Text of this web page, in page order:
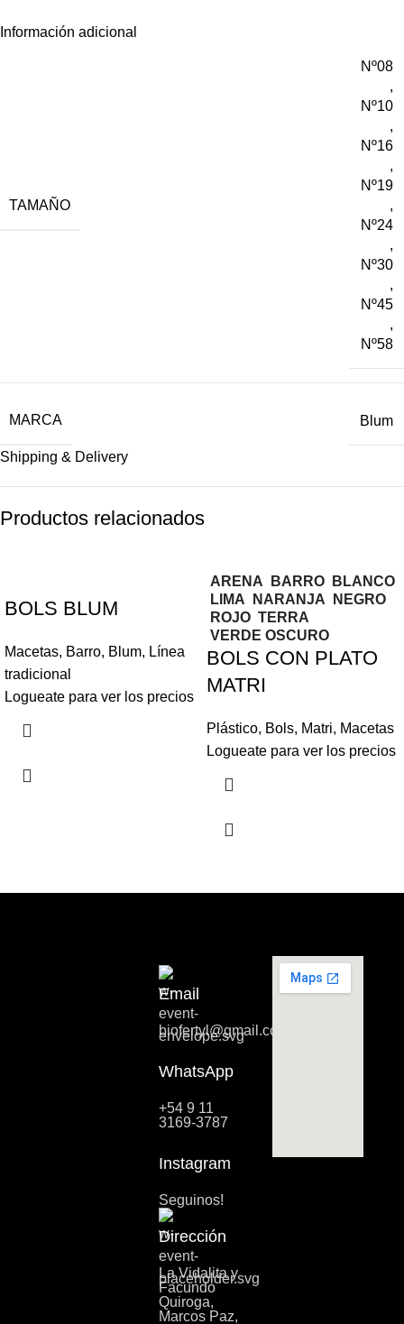
Información adicional
TAMAÑO
Nº08
,
Nº10
,
Nº16
,
Nº19
,
Nº24
,
Nº30
,
Nº45
,
Nº58
MARCA Blum
Shipping & Delivery
Productos relacionados
BOLS BLUM
Macetas, Barro, Blum, Línea
tradicional
Logueate para ver los precios
ARENA BARRO
BLANCO
LIMA
NARANJA
NEGRO
ROJO TERRA
VERDE OSCURO
BOLS CON PLATO
MATRI
Plástico, Bols, Matri, Macetas
Logueate para ver los precios
Email
biofertyl@gmail.com
WhatsApp
+54 9 11
3169-3787
Instagram
Seguinos!
Dirección
La Vidalita y
Facundo
Quiroga,
Marcos Paz,